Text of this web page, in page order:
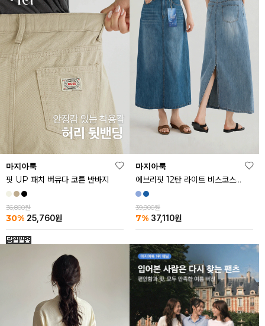
마지아룩
핏 UP 패치 버뮤다 코튼 반바지
36,800원
30% 25,760원
마지아룩
에브리핏 12탄 라이트 비스코스 쿨 데님 스커트
39,900원
7% 37,110원